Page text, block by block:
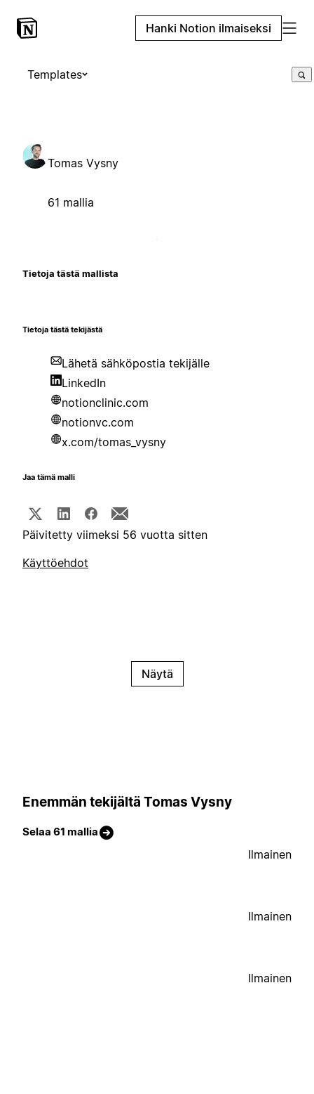
Hanki Notion ilmaiseksi
Templates
Tomas Vysny
61 mallia
Tietoja tästä mallista
Tietoja tästä tekijästä
Lähetä sähköpostia tekijälle
LinkedIn
notionclinic.com
notionvc.com
x.com/tomas_vysny
Jaa tämä malli
Päivitetty viimeksi 56 vuotta sitten
Käyttöehdot
Näytä
Enemmän tekijältä Tomas Vysny
Selaa 61 mallia
Ilmainen
Ilmainen
Ilmainen